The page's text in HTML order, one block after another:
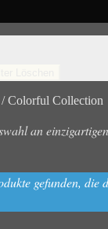
/Colorful Collection
an
gefunden, die